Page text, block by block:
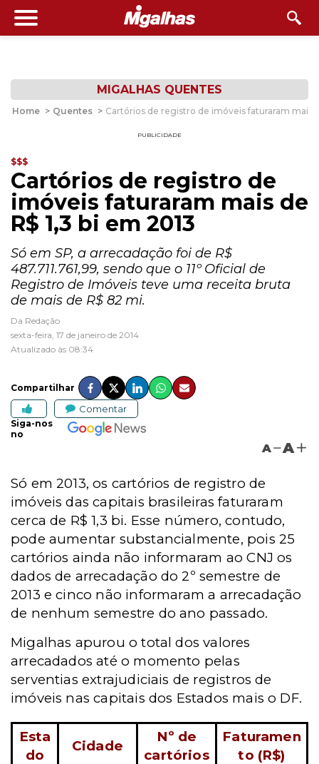
MIGALHAS QUENTES
Home > Quentes > Cartórios de registro de imóveis faturaram mais
PUBLICIDADE
$$$
Cartórios de registro de
imóveis faturaram mais de
R$ 1,3 bi em 2013
Só em SP, a arrecadação foi de R$
487.711.761,99, sendo que o 11º Oficial de
Registro de Imóveis teve uma receita bruta
de mais de R$ 82 mi.
Da Redação
sexta-feira, 17 de janeiro de 2014
Atualizado às 08:34
Compartilhar
Comentar
Siga-nos
no
A A
Só em 2013, os cartórios de registro de
imóveis das capitais brasileiras faturaram
cerca de R$ 1,3 bi. Esse número, contudo,
pode aumentar substancialmente, pois 25
cartórios ainda não informaram ao CNJ os
dados de arrecadação do 2º semestre de
2013 e cinco não informaram a arrecadação
de nenhum semestre do ano passado.
Migalhas apurou o total dos valores
arrecadados até o momento pelas
serventias extrajudiciais de registros de
imóveis nas capitais dos Estados mais o DF.
Esta
do
Cidade
Nº de
cartórios
Faturamen
to (R$)